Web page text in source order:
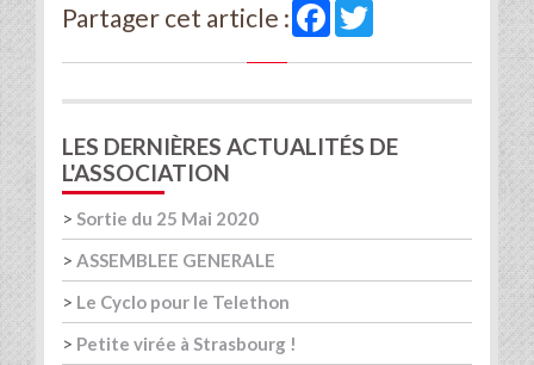
Partager cet article : Facebook
LES DERNIÈRES ACTUALITÉS DE
L'ASSOCIATION
> Sortie du 25 Mai 2020
> ASSEMBLEE GENERALE
> Le Cyclo pour le Telethon
> Petite virée à Strasbourg !